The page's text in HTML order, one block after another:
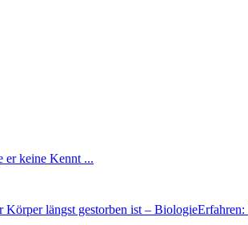
er keine Kennt ...
längst gestorben ist – BiologieErfahren: